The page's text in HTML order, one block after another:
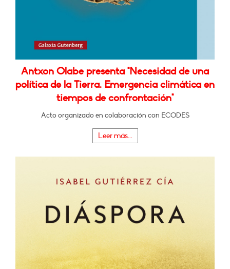
Antxon Olabe presenta "Necesidad de una
política de la Tierra. Emergencia climática en
tiempos de confrontación"
Acto organizado en colaboración con ECODES
Leer más...